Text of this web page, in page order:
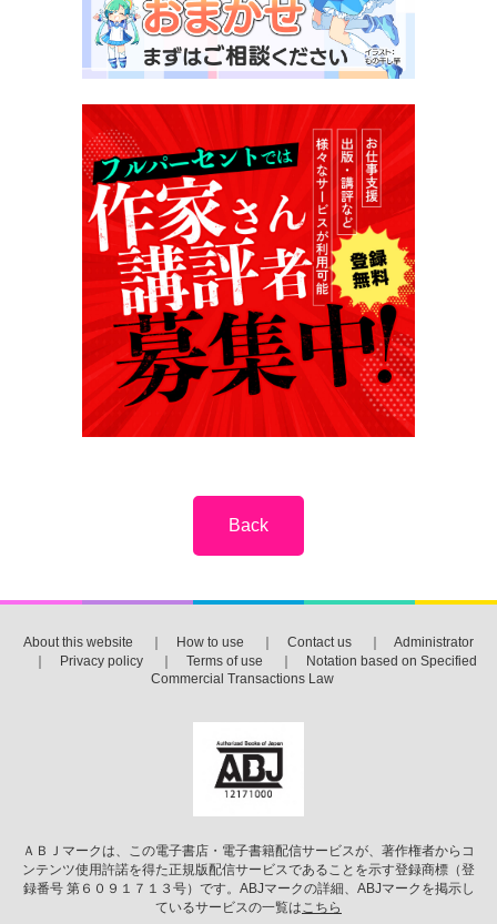
About this website How to use Contact us
Administrator
Privacy policy Terms of use
Notation based on Specified
Commercial Transactions Law
ＡＢＪマークは、この電子書店・電子書籍配信サービスが、著作権者からコ
ンテンツ使用許諾を得た正規版配信サービスであることを示す登録商標（登
録番号 第６０９１７１３号）です。ABJマークの詳細、ABJマークを掲示し
ているサービスの一覧はこちら